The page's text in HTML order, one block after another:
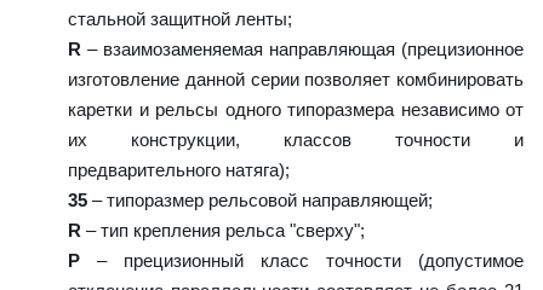
стальной защитной ленты;
R – взаимозаменяемая направляющая (прецизионное
изготовление данной серии позволяет комбинировать
каретки и рельсы одного типоразмера независимо от
их конструкции, классов точности и
предварительного натяга);
35 – типоразмер рельсовой направляющей;
R – тип крепления рельса "сверху";
P – прецизионный класс точности (допустимое